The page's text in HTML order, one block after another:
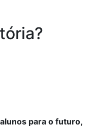
para o futuro,